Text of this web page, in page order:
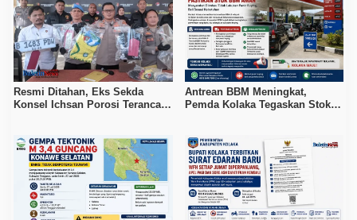
Resmi Ditahan, Eks Sekda
Konsel Ichsan Porosi Terancam
Antrean BBM Meningkat,
Pemda Kolaka Tegaskan Stok